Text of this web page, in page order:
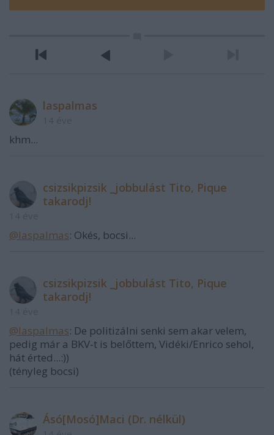
laspalmas
khm...
csizsikpizsik _jobbulást Tito, Pique
takarodj!
@laspalmas: Okés, bocsi...
csizsikpizsik _jobbulást Tito, Pique
takarodj!
@laspalmas: De politizálni senki sem akar velem,
pedig már a BKV-t is belőttem, Vidéki/Enrico sehol,
hát érted...:))
(tényleg bocsi)
Ásó[Mosó]Maci (Dr. nélkül)